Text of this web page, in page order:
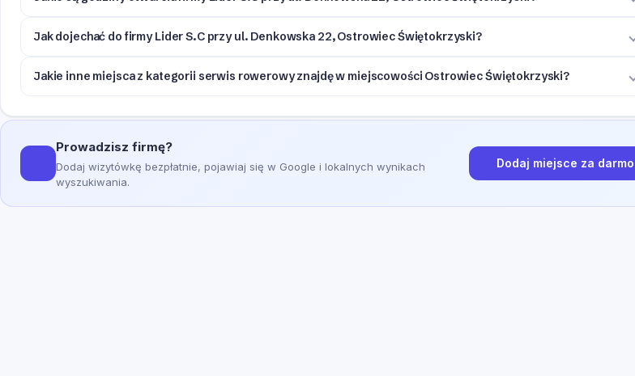
Jak dojechać do firmy Lider S.C przy ul. Denkowska 22, Ostrowiec Świętokrzyski?
Jakie inne miejsca z kategorii serwis rowerowy znajdę w miejscowości Ostrowiec Świętokrzyski?
Prowadzisz firmę?
Dodaj wizytówkę bezpłatnie, pojawiaj się w Google i lokalnych wynikach
wyszukiwania.
Dodaj miejsce za darmo